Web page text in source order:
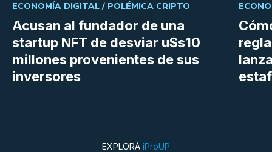
Acusan al fundador de una
startup NFT de desviar u$s10
millones provenientes de sus
inversores
ECONOMÍA DIGITAL / POLÉMICA CRIPTO
EXPLORÁ iProUP